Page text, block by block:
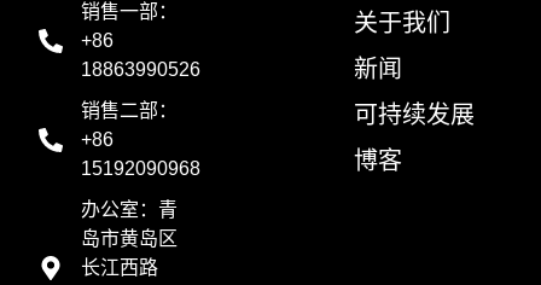
销售一部：
+86
18863990526
销售二部：
+86
15192090968
办公室：青
岛市黄岛区
长江西路
关于我们
新闻
可持续发展
博客